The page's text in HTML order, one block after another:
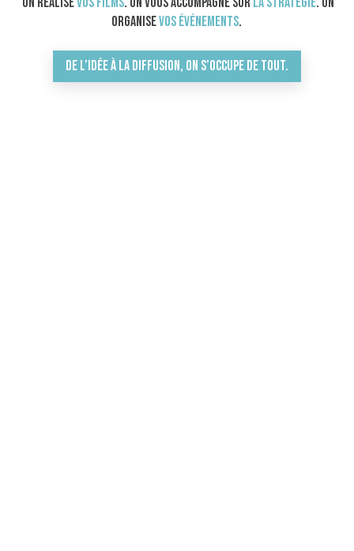
organisevos événements.
De l’idée à la diffusion, on s’occupe de tout.